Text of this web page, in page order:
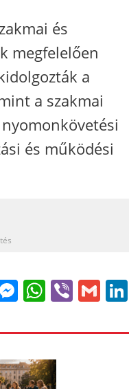
és
megfelelően
a
a szakmai
és működési
Viber